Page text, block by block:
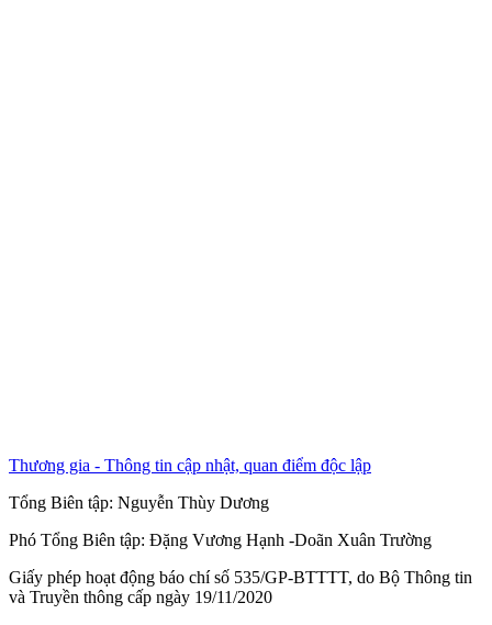
Thương gia - Thông tin cập nhật, quan điểm độc lập
Tổng Biên tập: Nguyễn Thùy Dương
Phó Tổng Biên tập: Đặng Vương Hạnh -Doãn Xuân Trường
Giấy phép hoạt động báo chí số 535/GP-BTTTT, do Bộ Thông tin
và Truyền thông cấp ngày 19/11/2020